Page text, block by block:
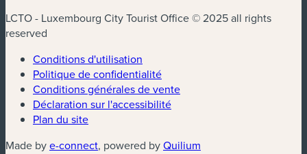
LCTO - Luxembourg City Tourist Office © 2025 all rights
reserved
Conditions d'utilisation
Politique de confidentialité
Conditions générales de vente
Déclaration sur l'accessibilité
Plan du site
Made bye-connect(nouvelle fenêtre)
, powered byQuilium